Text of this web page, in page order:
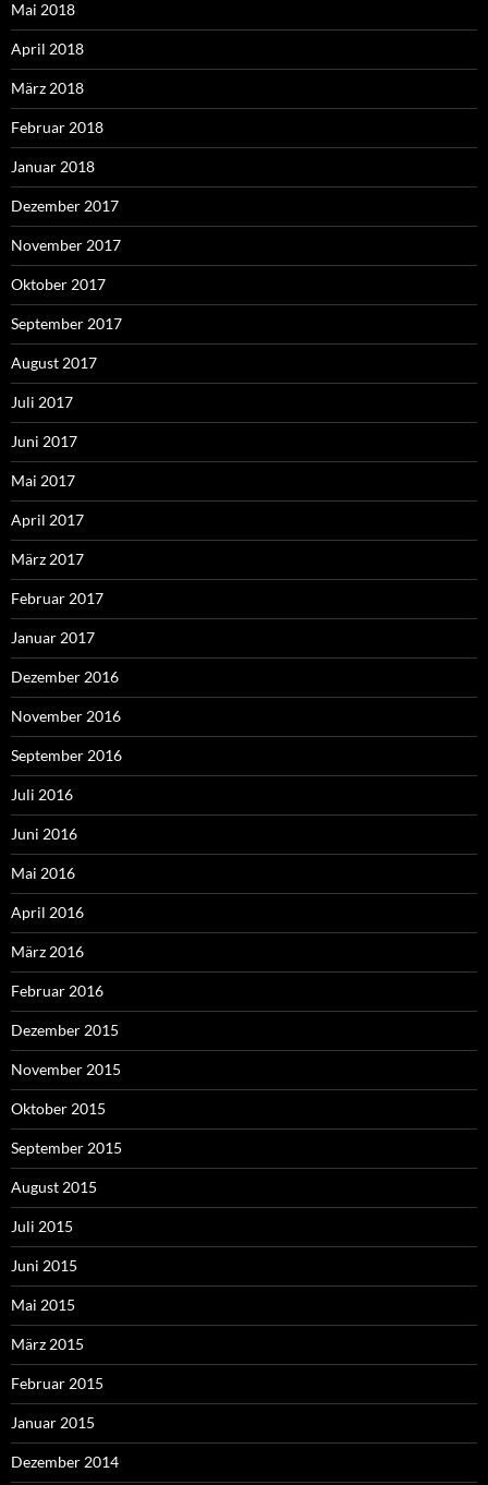
Mai 2018
April 2018
März 2018
Februar 2018
Januar 2018
Dezember 2017
November 2017
Oktober 2017
September 2017
August 2017
Juli 2017
Juni 2017
Mai 2017
April 2017
März 2017
Februar 2017
Januar 2017
Dezember 2016
November 2016
September 2016
Juli 2016
Juni 2016
Mai 2016
April 2016
März 2016
Februar 2016
Dezember 2015
November 2015
Oktober 2015
September 2015
August 2015
Juli 2015
Juni 2015
Mai 2015
März 2015
Februar 2015
Januar 2015
Dezember 2014